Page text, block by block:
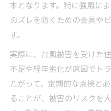
本となります。特に強風に
のズレを防ぐための金具や
す。
実際に、台風被害を受けた
不足や経年劣化が原因でト
たがって、定期的な点検と
ることが、被害のリスクを